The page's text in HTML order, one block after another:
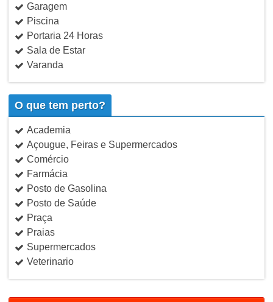
Garagem
Piscina
Portaria 24 Horas
Sala de Estar
Varanda
O que tem perto?
Academia
Açougue, Feiras e Supermercados
Comércio
Farmácia
Posto de Gasolina
Posto de Saúde
Praça
Praias
Supermercados
Veterinario